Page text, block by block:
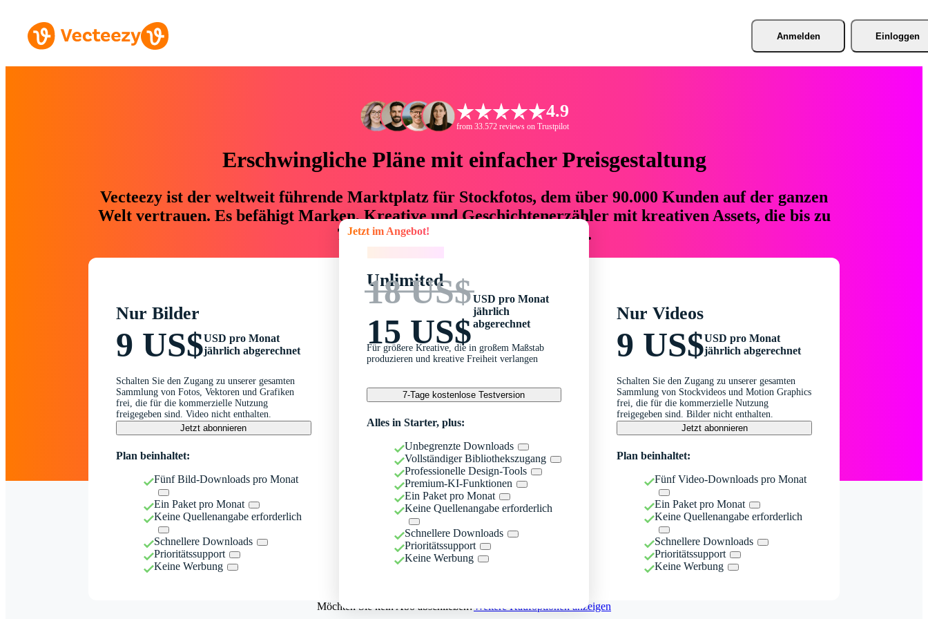
Anmelden Einloggen
4.9
from 33.572 reviews on Trustpilot
Erschwingliche Pläne mit einfacher Preisgestaltung
Vecteezy ist der weltweit führende Marktplatz für Stockfotos, dem über 90.000 Kunden auf der ganzen
Welt vertrauen. Es befähigt Marken, Kreative und Geschichtenerzähler mit kreativen Assets, die bis zu
76 % an Zeit und Budget einsparen.
Nur Bilder
9 US$USD pro Monat
jährlich abgerechnet
Schalten Sie den Zugang zu unserer gesamten
Sammlung von Fotos, Vektoren und Grafiken
frei, die für die kommerzielle Nutzung
freigegeben sind. Video nicht enthalten.
Jetzt abonnieren
Plan beinhaltet:
Fünf Bild-Downloads pro Monat
Ein Paket pro Monat
Keine Quellenangabe erforderlich
Schnellere Downloads
Prioritätssupport
Keine Werbung
Jetzt im Angebot!
Unlimited
18 US$
15 US$
USD pro Monat
jährlich
abgerechnet
Für größere Kreative, die in großem Maßstab
produzieren und kreative Freiheit verlangen
7-Tage kostenlose Testversion
Alles in Starter, plus:
Unbegrenzte Downloads
Vollständiger Bibliothekszugang
Professionelle Design-Tools
Premium-KI-Funktionen
Ein Paket pro Monat
Keine Quellenangabe erforderlich
Schnellere Downloads
Prioritätssupport
Keine Werbung
Nur Videos
9 US$USD pro Monat
jährlich abgerechnet
Schalten Sie den Zugang zu unserer gesamten
Sammlung von Stockvideos und Motion Graphics
frei, die für die kommerzielle Nutzung
freigegeben sind. Bilder nicht enthalten.
Jetzt abonnieren
Plan beinhaltet:
Fünf Video-Downloads pro Monat
Ein Paket pro Monat
Keine Quellenangabe erforderlich
Schnellere Downloads
Prioritätssupport
Keine Werbung
Möchten Sie kein Abo abschließen?Weitere Kaufoptionen anzeigen